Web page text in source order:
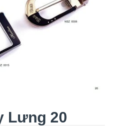
Lưng 20